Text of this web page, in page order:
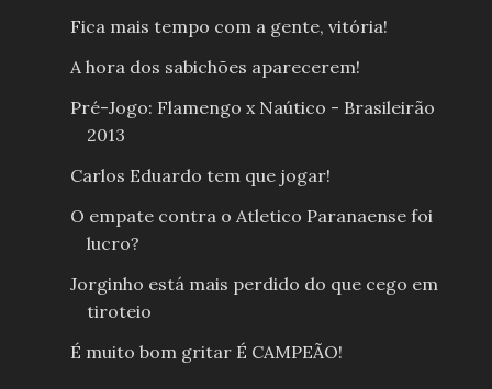
Fica mais tempo com a gente, vitória!
A hora dos sabichões aparecerem!
Pré-Jogo: Flamengo x Naútico - Brasileirão
2013
Carlos Eduardo tem que jogar!
O empate contra o Atletico Paranaense foi
lucro?
Jorginho está mais perdido do que cego em
tiroteio
É muito bom gritar É CAMPEÃO!